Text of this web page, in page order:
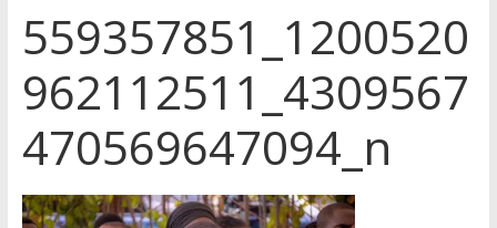
559357851_1200520
962112511_4309567
470569647094_n